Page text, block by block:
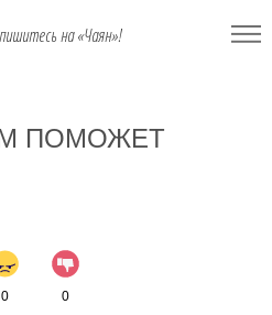
на «Чаян»!
ПОМОЖЕТ
0 0